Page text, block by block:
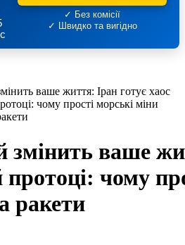
✓ Без комісії
✓ Швидко та вигідно
ваше життя: Іран готує хаос
чому прості морські міни
змінить ваше
чому
ракети